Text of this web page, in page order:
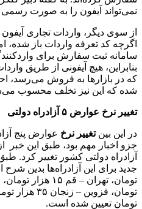
نمی‌تواند آیفون را به صورت
از سوی دیگر، واردات تجاری
اگرچه کد تعرفه واردات باز شده،
سامانه ثبت سفارش برای
بنابراین، هیچ آیفونی از طریق
که در بازارها به فروش می‌رسد،
شده که این نیز تخلف محسوب
تغییر نرخ عوارض ۵ آزادراه‌ دولتی
در این بینتغییر نرخ عوارض پنج
جزو اخبار مهم بود، طبق این خبر
آزادراه دولتی کشور تغییر کرد.
تومان تعیین شده است.